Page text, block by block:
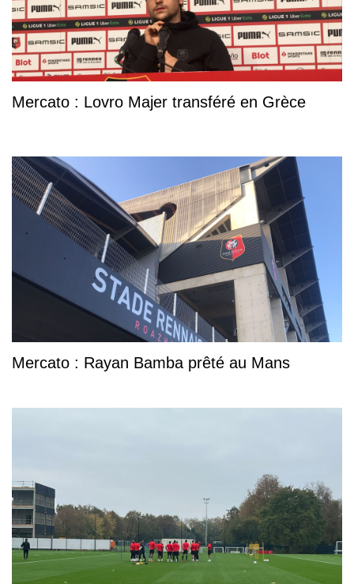
Mercato : Lovro Majer transféré en Grèce
Mercato : Rayan Bamba prêté au Mans